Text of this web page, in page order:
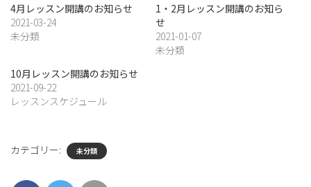
4月レッスン開講のお知らせ
2021-03-24
未分類
1・2月レッスン開講のお知ら
せ
2021-01-07
未分類
10月レッスン開講のお知らせ
2021-09-22
レッスンスケジュール
カテゴリー: 未分類